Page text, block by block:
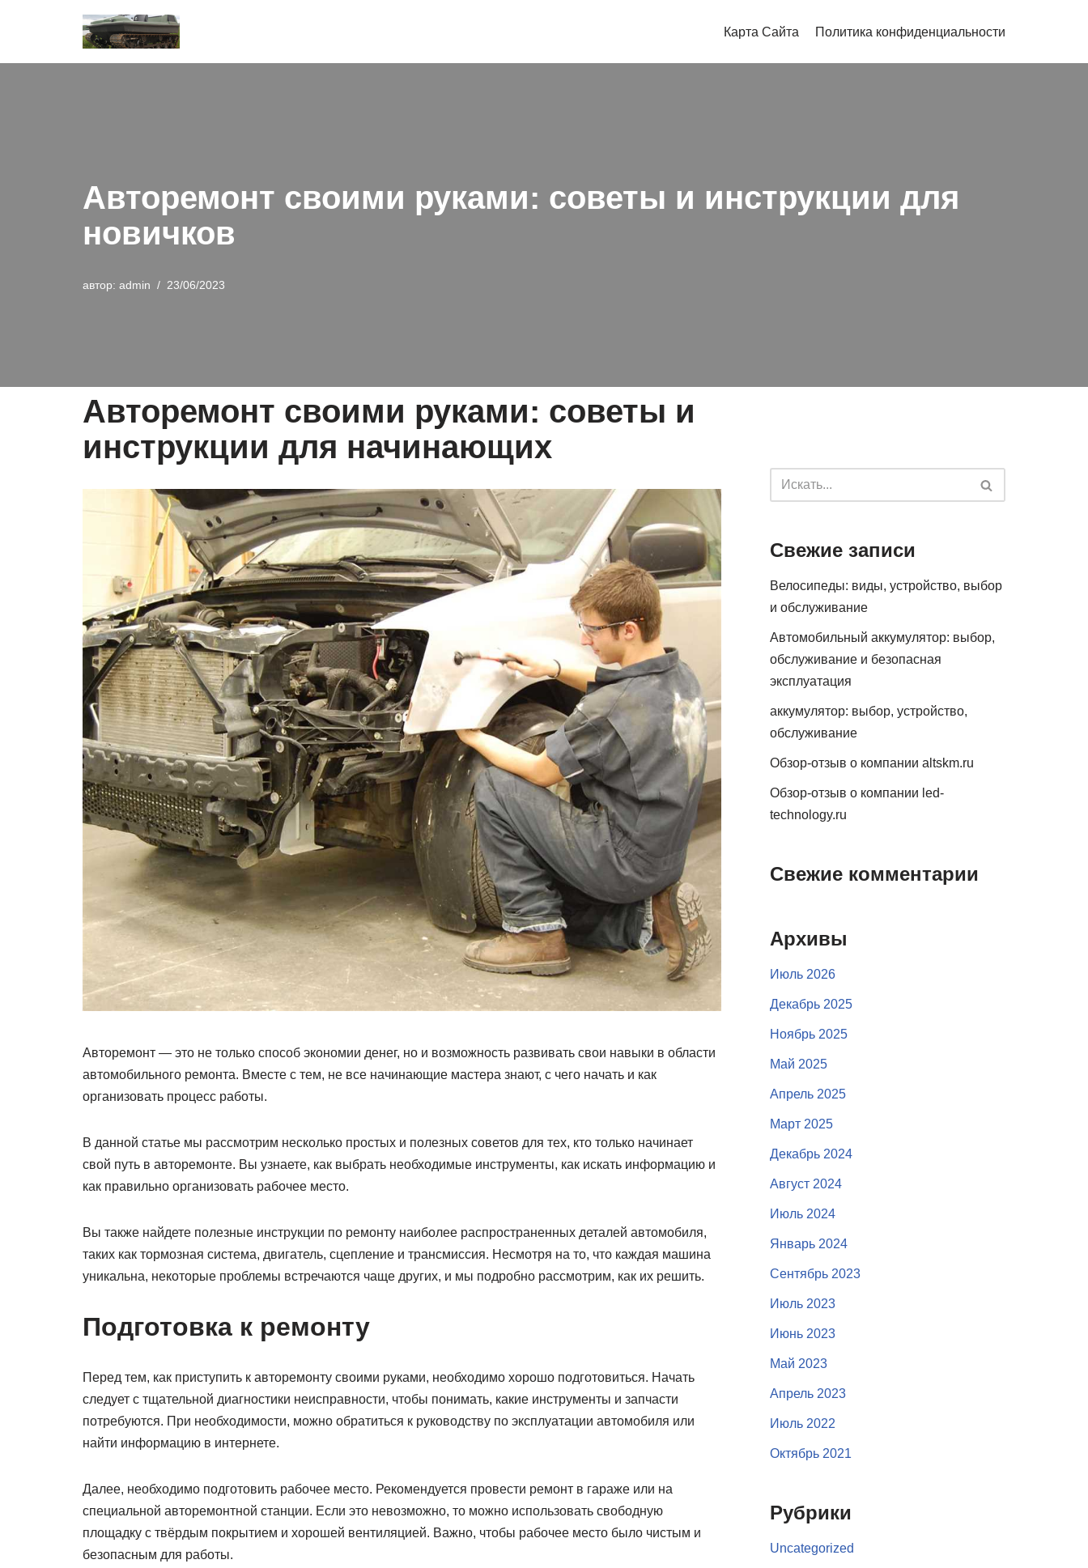
к
Карта Сайта Политика конфиденциальности
Авторемонт своими руками: советы и инструкции для
новичков
автор: admin 23/06/2023
Авторемонт своими руками: советы и
инструкции для начинающих
Авторемонт — это не только способ экономии денег, но и возможность развивать свои навыки в области
автомобильного ремонта. Вместе с тем, не все начинающие мастера знают, с чего начать и как
организовать процесс работы.
В данной статье мы рассмотрим несколько простых и полезных советов для тех, кто только начинает
свой путь в авторемонте. Вы узнаете, как выбрать необходимые инструменты, как искать информацию и
как правильно организовать рабочее место.
Вы также найдете полезные инструкции по ремонту наиболее распространенных деталей автомобиля,
таких как тормозная система, двигатель, сцепление и трансмиссия. Несмотря на то, что каждая машина
уникальна, некоторые проблемы встречаются чаще других, и мы подробно рассмотрим, как их решить.
Подготовка к ремонту
Перед тем, как приступить к авторемонту своими руками, необходимо хорошо подготовиться. Начать
следует с тщательной диагностики неисправности, чтобы понимать, какие инструменты и запчасти
потребуются. При необходимости, можно обратиться к руководству по эксплуатации автомобиля или
найти информацию в интернете.
Далее, необходимо подготовить рабочее место. Рекомендуется провести ремонт в гараже или на
специальной авторемонтной станции. Если это невозможно, то можно использовать свободную
площадку с твёрдым покрытием и хорошей вентиляцией. Важно, чтобы рабочее место было чистым и
безопасным для работы.
Свежие записи
Велосипеды: виды, устройство, выбор
и обслуживание
Автомобильный аккумулятор: выбор,
обслуживание и безопасная
эксплуатация
аккумулятор: выбор, устройство,
обслуживание
Обзор-отзыв о компании altskm.ru
Обзор-отзыв о компании led-
technology.ru
Свежие комментарии
Архивы
Июль 2026
Декабрь 2025
Ноябрь 2025
Май 2025
Апрель 2025
Март 2025
Декабрь 2024
Август 2024
Июль 2024
Январь 2024
Сентябрь 2023
Июль 2023
Июнь 2023
Май 2023
Апрель 2023
Июль 2022
Октябрь 2021
Рубрики
Uncategorized